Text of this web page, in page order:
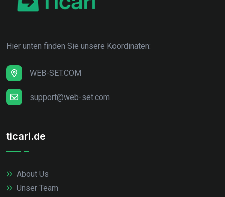
Hier unten finden Sie unsere Koordinaten:
WEB-SET.COM
support@web-set.com
ticari.de
About Us
Unser Team